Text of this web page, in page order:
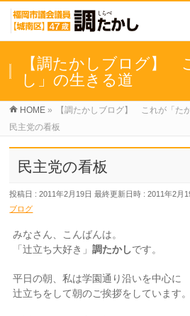
【調たかしブログ】
し」の生きる道
HOME » 【調たかしブログ】 これが「た
民主党の看板
民主党の看板
投稿日 : 2011年2月19日 最終更新日時 : 2011年2月
ブログ
みなさん、こんばんは。
「辻立ち大好き」調たかしです。
平日の朝、私は学園通り沿いを中心に
辻立ちをして朝のご挨拶をしています。